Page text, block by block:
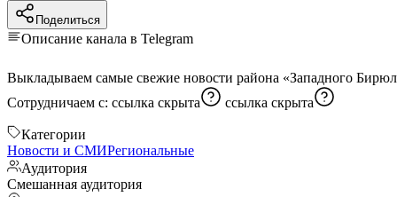
Поделиться
Описание канала в Telegram
Сотрудничаем с: ссылка скрыта ссылка скрыта
Категории
Новости и СМИРегиональные
Аудитория
Смешанная аудитория